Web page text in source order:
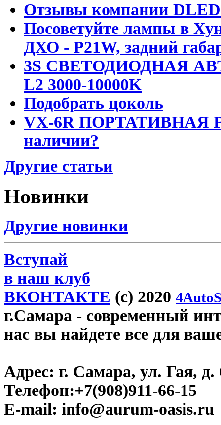
Отзывы компании DLED
Посоветуйте лампы в
ДХО - P21W, задний
3S СВЕТОДИОДНАЯ
L2 3000-10000K
Подобрать цоколь
VX-6R ПОРТАТИВНАЯ
наличии?
Другие статьи
Новинки
Другие новинки
Вступай
в наш клуб
ВКОНТАКТЕ (c) 2020
г.Самара - современный
нас вы найдете все для
Адрес: г. Самара, ул. Гая, д.
Телефон:+7(908)911-66-15
E-mail: info@aurum-oasis.ru